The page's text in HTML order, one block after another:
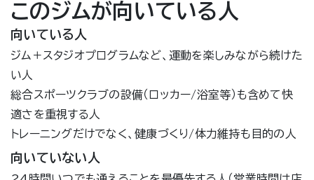
このジムが向いている人
向いている人
ジム＋スタジオプログラムなど、運動を楽しみながら続けた
い人
総合スポーツクラブの設備（ロッカー/浴室等）も含めて快
適さを重視する人
トレーニングだけでなく、健康づくり/体力維持も目的の人
向いていない人